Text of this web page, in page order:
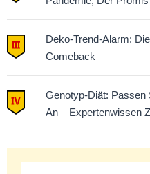
Deko-Trend-Alarm:
Comeback
Genotyp-Diät: Passen
An – Expertenwissen